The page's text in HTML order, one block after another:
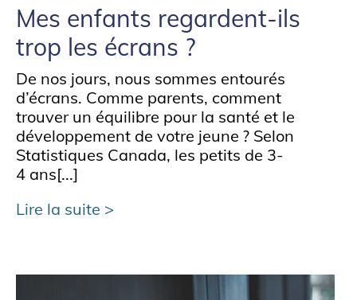
Mes enfants regardent-ils
trop les écrans ?
De nos jours, nous sommes entourés
d’écrans. Comme parents, comment
trouver un équilibre pour la santé et le
développement de votre jeune ? Selon
Statistiques Canada, les petits de 3-
4 ans[...]
Lire la suite